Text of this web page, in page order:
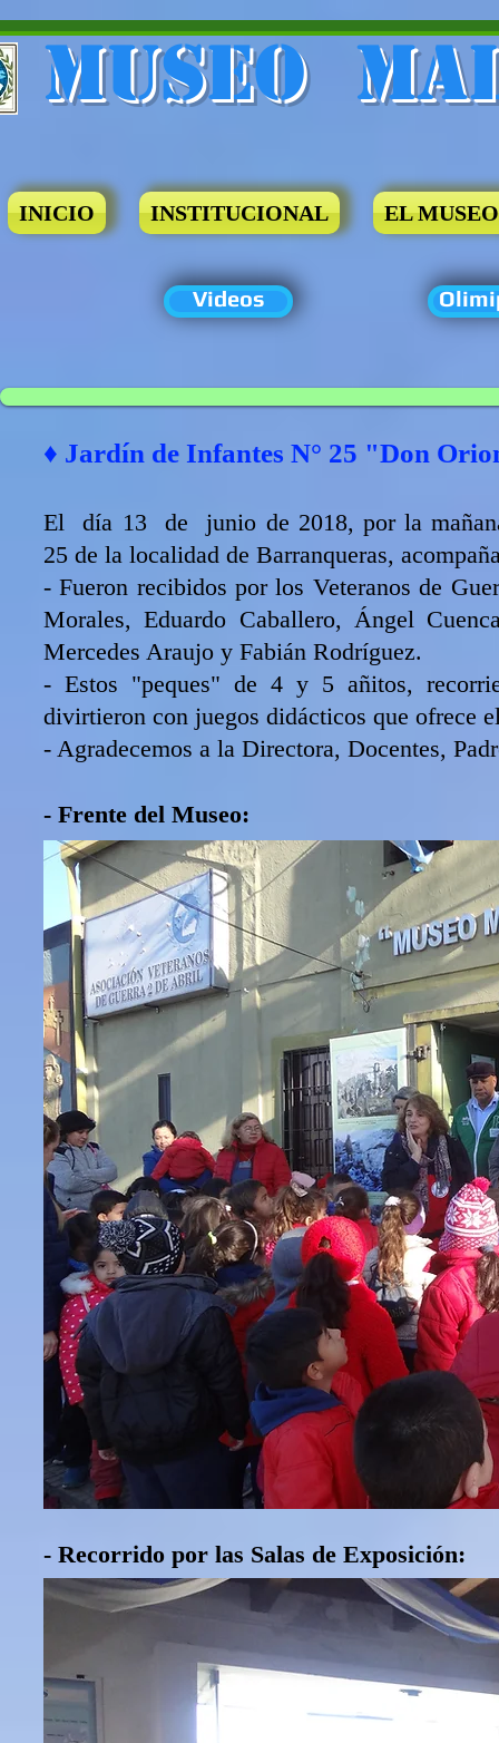
Museo​
INICIO INSTITUCIONAL EL MUSEO
Videos
♦ Jardín de Infantes N° 25 "Don
El día 13 de junio de 2018, por la
25 de la localidad de Barranqueras,
- Fueron recibidos por los Veteranos de
Morales, Eduardo Caballero, Ángel
Mercedes Araujo y Fabián Rodríguez.
- Estos "peques" de 4 y 5 añitos,
divirtieron con juegos didácticos que ofrece
- Agradecemos a la Directora, Docentes,
- Frente del Museo:
- Recorrido por las Salas de Exposición: